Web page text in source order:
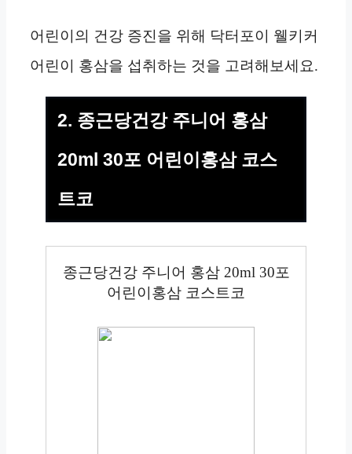
어린이의 건강 증진을 위해 닥터포이 웰키커
어린이 홍삼을 섭취하는 것을 고려해보세요.
2. 종근당건강 주니어 홍삼
20ml 30포 어린이홍삼 코스
트코
종근당건강 주니어 홍삼 20ml 30포
어린이홍삼 코스트코